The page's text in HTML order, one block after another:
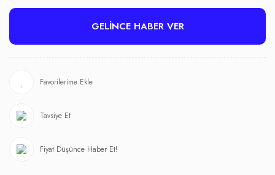
GELİNCE HABER VER
Tavsiye Et
Fiyat Düşünce Haber Et!